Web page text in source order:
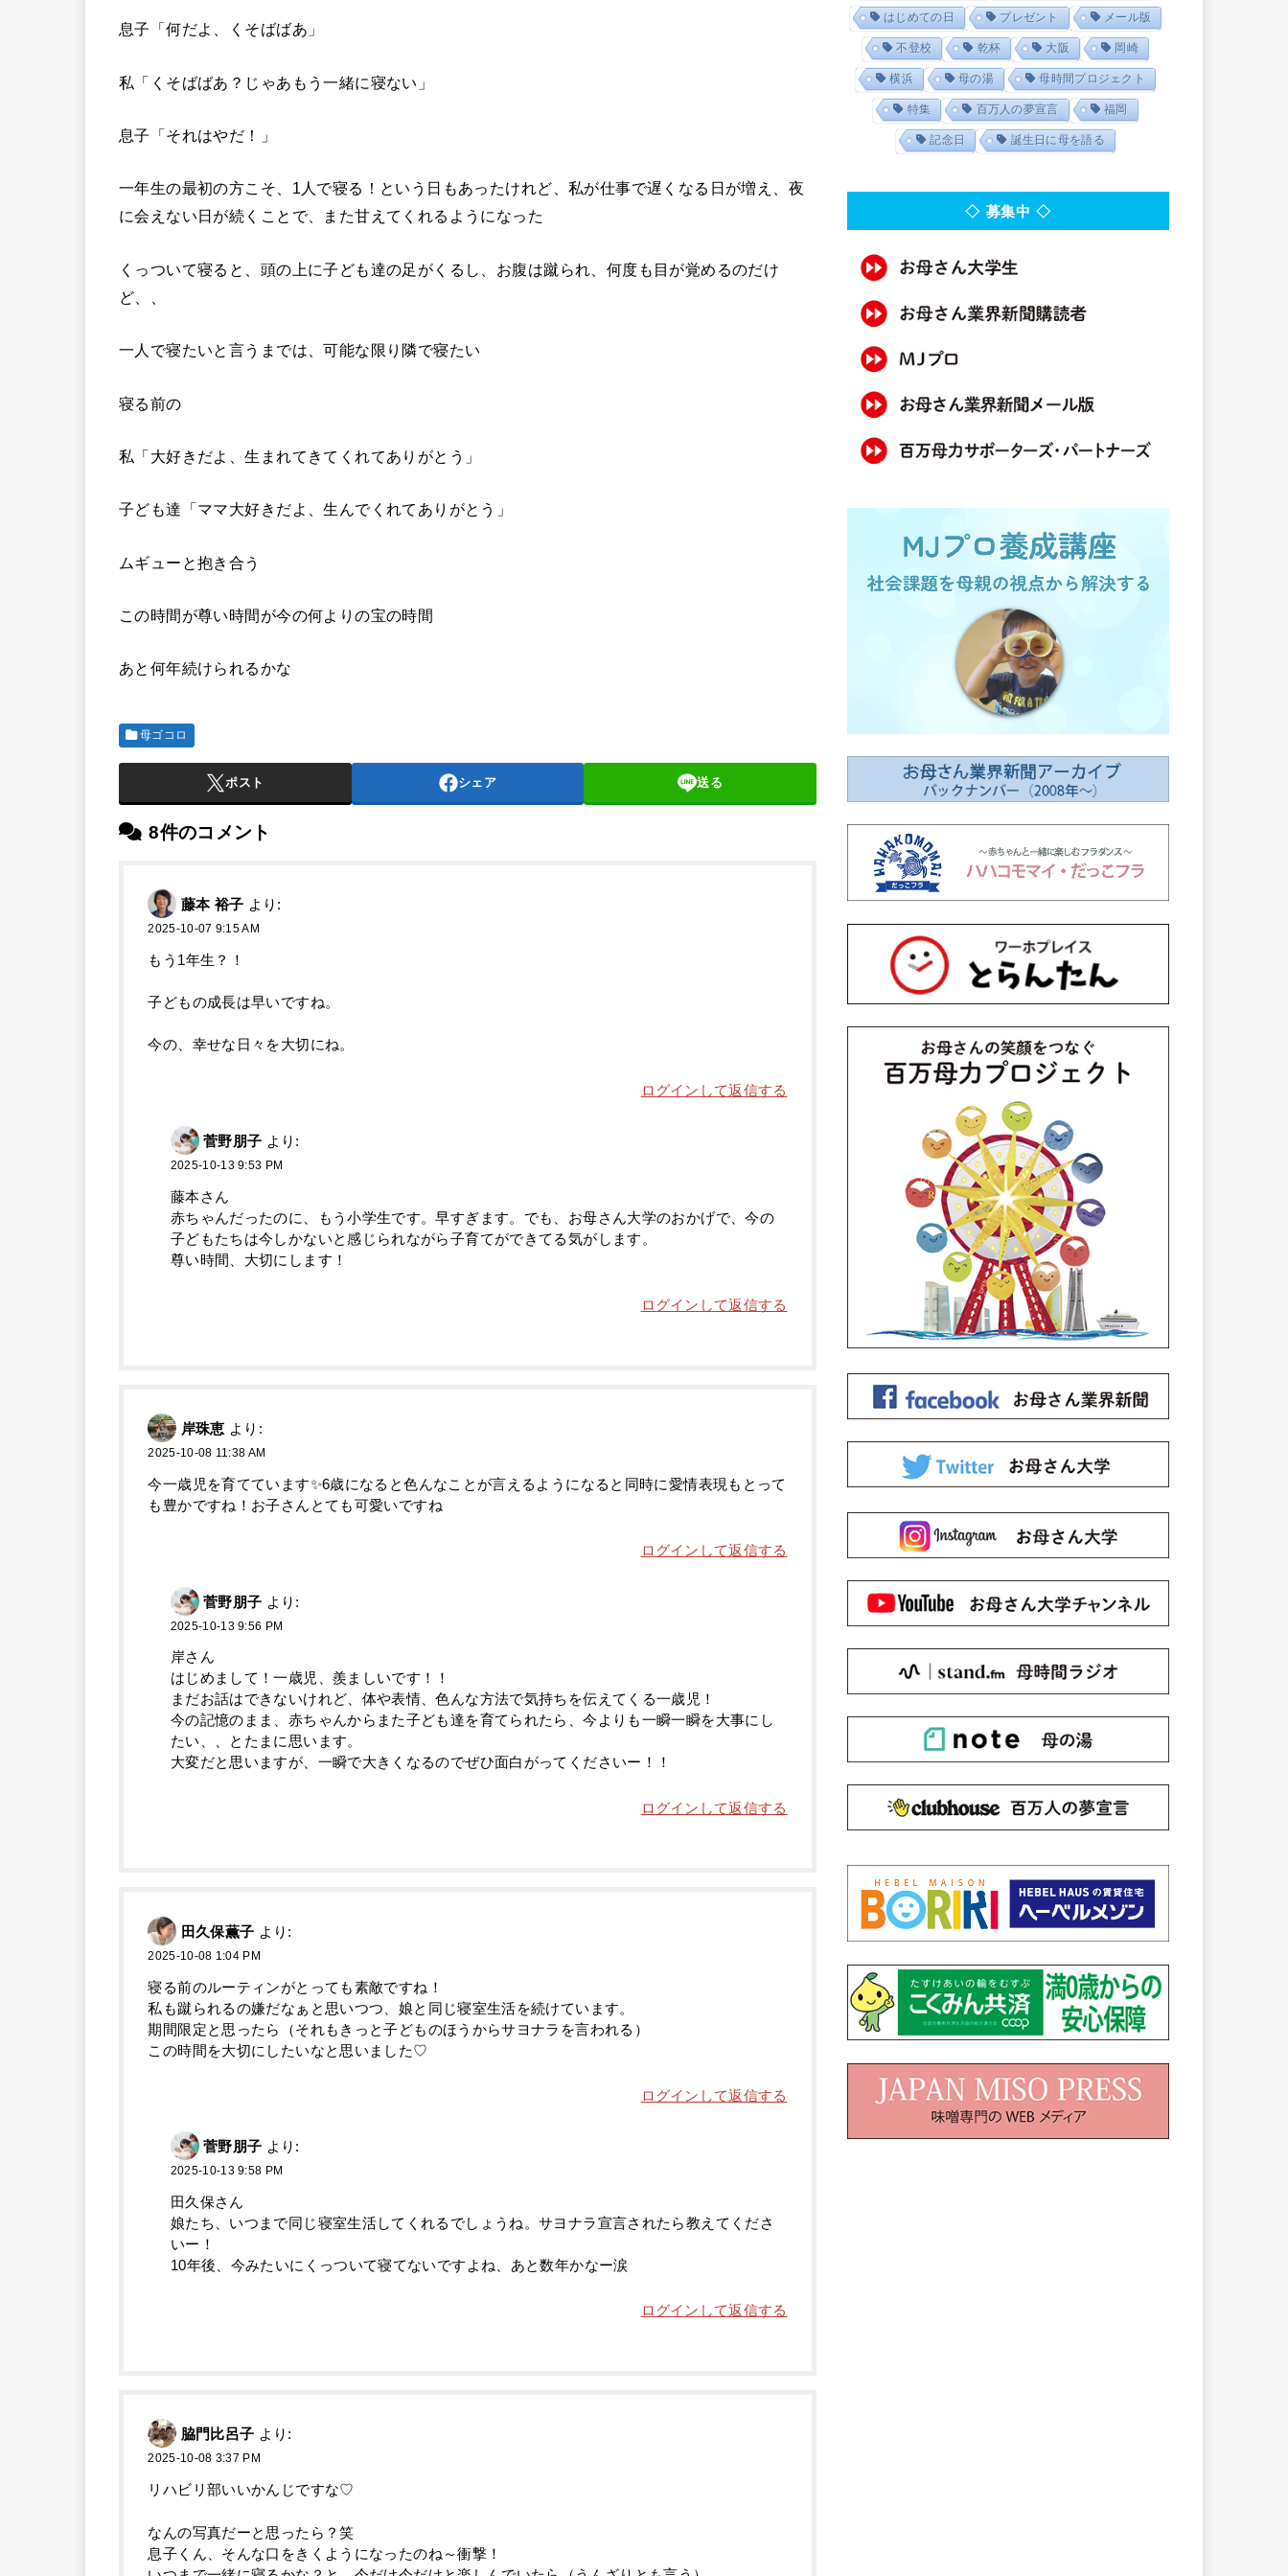
息子「何だよ、くそばばあ」
私「くそばばあ？じゃあもう一緒に寝ない」
息子「それはやだ！」
一年生の最初の方こそ、1人で寝る！という日もあったけれど、私が仕事で遅くなる日が増え、夜
に会えない日が続くことで、また甘えてくれるようになった
くっついて寝ると、頭の上に子ども達の足がくるし、お腹は蹴られ、何度も目が覚めるのだけ
ど、、
一人で寝たいと言うまでは、可能な限り隣で寝たい
寝る前の
私「大好きだよ、生まれてきてくれてありがとう」
子ども達「ママ大好きだよ、生んでくれてありがとう」
ムギューと抱き合う
この時間が尊い時間が今の何よりの宝の時間
あと何年続けられるかな
母ゴコロ
ポスト シェア 送る
8件のコメント
藤本 裕子 より:
2025-10-07 9:15 AM
もう1年生？！
子どもの成長は早いですね。
今の、幸せな日々を大切にね。
ログインして返信する
菅野朋子 より:
2025-10-13 9:53 PM
藤本さん
赤ちゃんだったのに、もう小学生です。早すぎます。でも、お母さん大学のおかげで、今の
子どもたちは今しかないと感じられながら子育てができてる気がします。
尊い時間、大切にします！
ログインして返信する
岸珠恵 より:
2025-10-08 11:38 AM
今一歳児を育てています✨6歳になると色んなことが言えるようになると同時に愛情表現もとって
も豊かですね！お子さんとても可愛いですね
ログインして返信する
菅野朋子 より:
2025-10-13 9:56 PM
岸さん
はじめまして！一歳児、羨ましいです！！
まだお話はできないけれど、体や表情、色んな方法で気持ちを伝えてくる一歳児！
今の記憶のまま、赤ちゃんからまた子ども達を育てられたら、今よりも一瞬一瞬を大事にし
たい、、とたまに思います。
大変だと思いますが、一瞬で大きくなるのでぜひ面白がってくださいー！！
ログインして返信する
田久保薫子 より:
2025-10-08 1:04 PM
寝る前のルーティンがとっても素敵ですね！
私も蹴られるの嫌だなぁと思いつつ、娘と同じ寝室生活を続けています。
期間限定と思ったら（それもきっと子どものほうからサヨナラを言われる）
この時間を大切にしたいなと思いました♡
ログインして返信する
菅野朋子 より:
2025-10-13 9:58 PM
田久保さん
娘たち、いつまで同じ寝室生活してくれるでしょうね。サヨナラ宣言されたら教えてくださ
いー！
10年後、今みたいにくっついて寝てないですよね、あと数年かなー涙
ログインして返信する
脇門比呂子 より:
2025-10-08 3:37 PM
リハビリ部いいかんじですな♡
なんの写真だーと思ったら？笑
息子くん、そんな口をきくようになったのね～衝撃！
はじめての日 プレゼント メール版
不登校 乾杯 大阪 岡崎
横浜 母の湯 母時間プロジェクト
特集 百万人の夢宣言 福岡
記念日 誕生日に母を語る
◇ 募集中 ◇